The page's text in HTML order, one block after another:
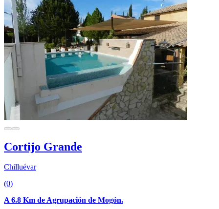
Cortijo Grande
Chilluévar
(0)
A 6.8 Km de Agrupación de Mogón.